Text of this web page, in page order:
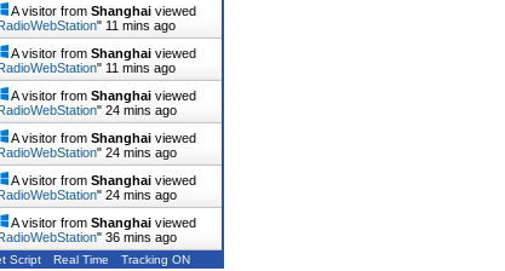
A visitor from Shanghai viewed
" 11 mins ago
A visitor from Shanghai viewed
" 11 mins ago
A visitor from Shanghai viewed
" 24 mins ago
A visitor from Shanghai viewed
" 24 mins ago
A visitor from Shanghai viewed
" 24 mins ago
A visitor from Shanghai viewed
" 36 mins ago
Script Real Time Tracking ON